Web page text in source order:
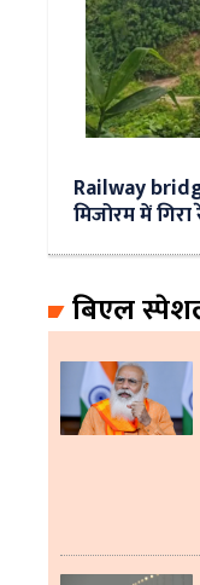
Railway
मिजोरम में
बिएल